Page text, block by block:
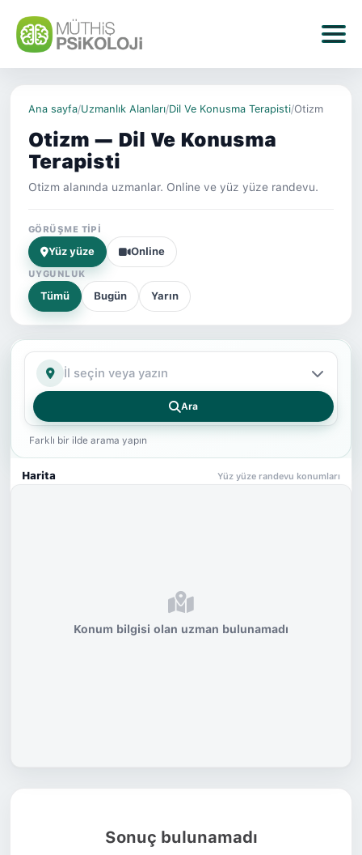
Ana sayfa/Uzmanlık Alanları/Dil Ve Konusma Terapisti/Otizm
Otizm — Dil Ve Konusma
Terapisti
Otizm alanında uzmanlar. Online ve yüz yüze randevu.
GÖRÜŞME TIPI
Yüz yüze Online
UYGUNLUK
Tümü Bugün Yarın
Sonuç bulunamadı
İl
Ara
Farklı bir ilde arama yapın
Harita Yüz yüze randevu konumları
Konum bilgisi olan uzman bulunamadı